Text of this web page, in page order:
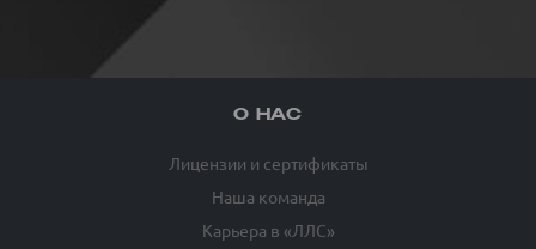
О НАС
Лицензии и сертификаты
Наша команда
Карьера в «ЛЛС»